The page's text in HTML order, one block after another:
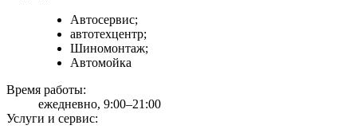
Автосервис;
автотехцентр;
Шиномонтаж;
Автомойка
Время работы:
ежедневно, 9:00–21:00
Услуги и сервис: